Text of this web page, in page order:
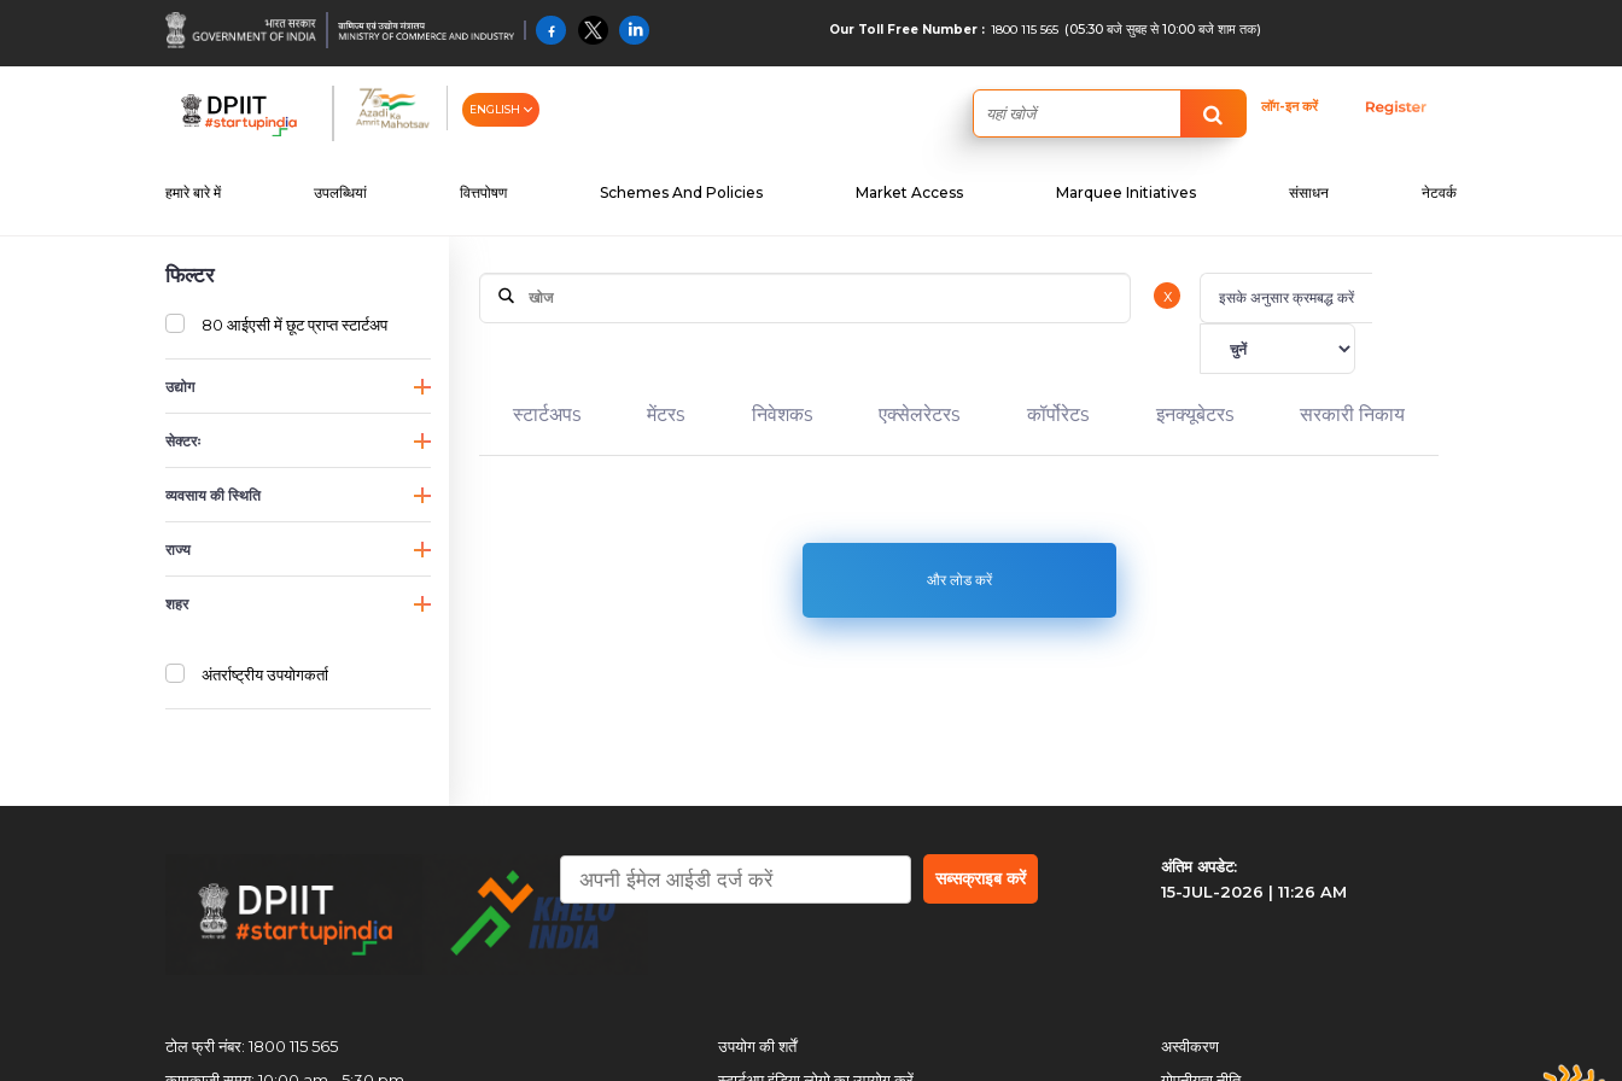
Our Toll Free Number : 1800 115 565 (05:30 बजे सुबह से 10:00 बजे शाम तक)
ENGLISH लॉग-इन करें
हमारे बारे में उपलब्धियां वित्तपोषण Schemes And Policies Market Access Marquee Initiatives संसाधन नेटवर्क
फिल्टर
80 आईएसी में छूट प्राप्त स्टार्टअप
उद्योग
सेक्टरः
व्यवसाय की स्थिति
राज्य
शहर
अंतर्राष्ट्रीय उपयोगकर्ता
x इसके अनुसार क्रमबद्ध करें
स्टार्टअपs मेंटरs निवेशकs एक्सेलरेटरs कॉर्पोरेटs इनक्यूबेटरs सरकारी निकाय
और लोड करें
सब्सक्राइब करें
अंतिम अपडेट:
15-JUL-2026 | 11:26 AM
टोल फ्री नंबर: 1800 115 565
उपयोग की शर्तें
अस्वीकरण